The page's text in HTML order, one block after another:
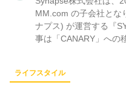
MM.com の子会社とな
ナプス) が運営する『
事は「CANARY」への
ライフスタイル